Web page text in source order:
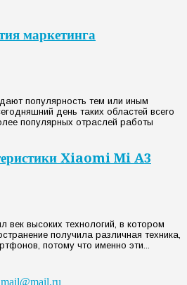
маркетинга
популярность тем или иным
день таких областей всего
популярных отраслей работы
Xiaomi Mi A3
век высоких технологий, в котором
получила различная техника,
потому что именно эти...